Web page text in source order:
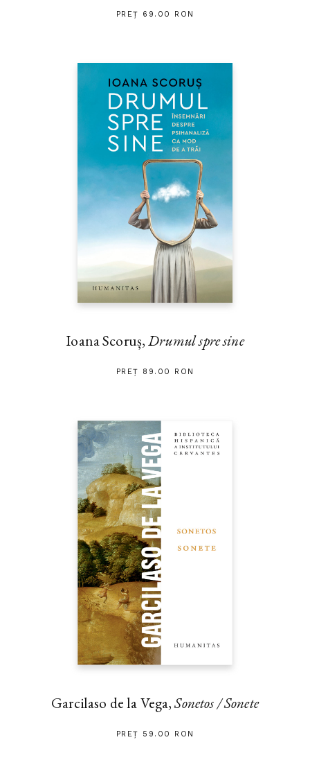
PREȚ 69.00 RON
Ioana Scoruș,Drumul spre sine
PREȚ 89.00 RON
Garcilaso de la Vega,Sonetos / Sonete
PREȚ 59.00 RON